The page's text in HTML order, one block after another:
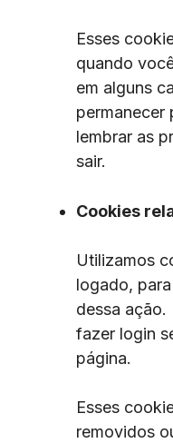
Esses
quando
em alguns
permanecer
lembrar as
sair.
Cookies
Utilizamos
logado,
dessa
fazer login
página.
Esses
removidos